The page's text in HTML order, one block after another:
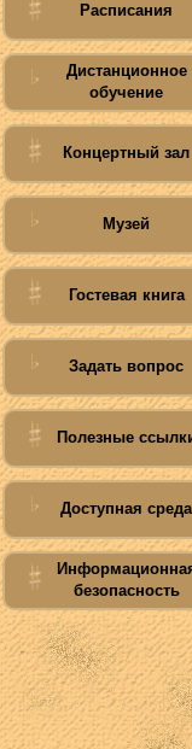
Расписания
Дистанционное
обучение
Концертный зал
Музей
Гостевая книга
Задать вопрос
Полезные
Доступная среда
безопасность